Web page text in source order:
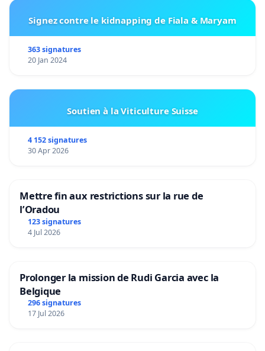
Signez contre le kidnapping de Fiala & Maryam
363 signatures
20 Jan 2024
Soutien à la Viticulture Suisse
4 152 signatures
30 Apr 2026
Mettre fin aux restrictions sur la rue de
l’Oradou
123 signatures
4 Jul 2026
Prolonger la mission de Rudi Garcia avec la
Belgique
296 signatures
17 Jul 2026